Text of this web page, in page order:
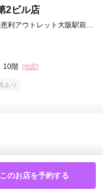
このお店を予約する
2ビル店
利アウトレット大阪駅前第
10階 [地図]
あり